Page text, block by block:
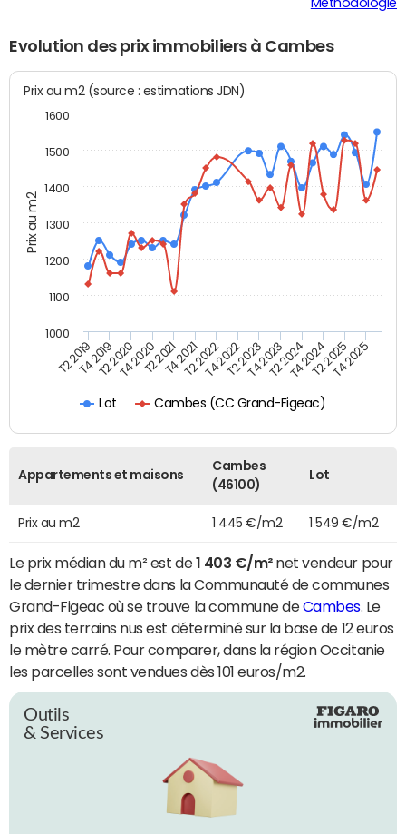
Méthodologie
Evolution des prix immobiliers à Cambes
Prix au m2
Prix au m2 (source : estimations JDN)
Lot Cambes (CC Grand-Figeac)
T2 2019T4 2019T2 2020T4 2020T2 2021T4 2021T2 2022T4 2022T2 2023T4 2023T2 2024T4 2024T2 2025T4 2025
1000
1100
1200
1300
1400
1500
1600
Appartements et maisons
Cambes
(46100)
Lot
Prix au m2 1 445 €/m2 1 549 €/m2
Le prix médian du m² est de1 403 €/m²net vendeur pour
le dernier trimestre dans la Communauté de communes
Grand-Figeac où se trouve la commune deCambes. Le
prix des terrains nus est déterminé sur la base de 12 euros
le mètre carré. Pour comparer, dans la région Occitanie
les parcelles sont vendues dès 101 euros/m2.
Outils
& Services